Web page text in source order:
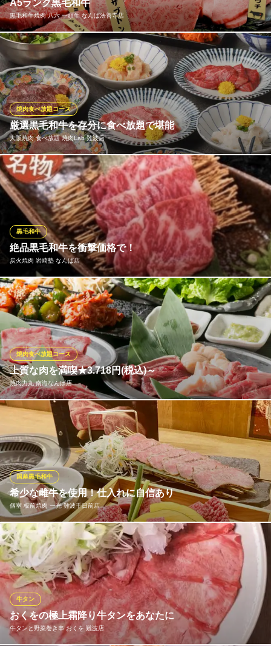
焼肉食べ放題
近鉄難波線大阪難波駅 徒歩4分
大阪府大阪市中央区千日前1-7-9 4F
A5ランク黒毛和牛
黒毛和牛焼肉 八六 一頭牛 なんば法善寺店
当店は最高峰の【A5ランク黒毛和牛】を中心に、高品質の和牛を
独自のルートによる一頭買いでリーズナブルにご提供しておりま
す。口の中でとろける極上の脂と、凝縮された肉の旨味を心ゆく
までご堪能ください。また、その他の鶏、豚、海鮮含む一品料理
も充実しており、お肉以外の美食も多彩に揃えております。
黒毛和牛焼肉 八六 一頭牛 なんば法善寺店
黒毛和牛 一頭牛 焼肉
大阪メトロ千日前線なんば駅 徒歩2分
大阪府大阪市中央区難波1-5-22
厳選黒毛和牛を存分に食べ放題で堪能
大阪焼肉 食べ放題 焼肉Lab 難波店
焼肉食べ放題コース
系列で卸問屋があるからこそできる黒毛和牛や国産牛の高品質の
食べ放題が実現できます♪さらに新鮮だからこそご提供できる刺し
メニューの数々★食べ放題でお気軽にお楽しみくださいませ♪
大阪焼肉 食べ放題 焼肉Lab 難波店
和牛焼肉食べ飲み放題
大阪メトロ千日前線なんば駅 徒歩1分
大阪府大阪市中央区難波3-7-22 中野ビル2F
絶品黒毛和牛を衝撃価格で！
炭火焼肉 岩崎塾 なんば店
黒毛和牛
『岩崎塾』だからこそ上質なお肉をこの価格で！国産の黒毛牛を
取り揃えております☆新鮮な黒毛牛の希少部位を衝撃価格でどう
ぞ！！！各種塩焼きできます。
炭火焼肉 岩崎塾 なんば店
焼肉
大阪メトロ千日前線なんば駅 徒歩3分
大阪府大阪市中央区難波3-1-26
上質な肉を満喫★3.718円(税込)～
焼肉力丸 南海なんば店
焼肉食べ放題コース
「焼肉力丸 南海なんば店」の焼肉食べ放題コースは4種類！自慢
の上ハラミや上ロース、ホルモンなど盛りだくさんの内容♪「スタ
ンダードコース」は、90分3.718円（税込）のリーズナブルさ！ア
ルコール飲み放題も90分1.540円（税込）
焼肉力丸 南海なんば店
破格の絶品焼肉食べ放題
南海本線難波駅 徒歩1分
大阪府大阪市中央区難波千日前12-28 大阪難波ビル4F
希少な雌牛を使用！仕入れに自信あり
個室 板前焼肉 一光 難波千日前店
国産黒毛和牛
宮崎牛、鹿児島牛、新潟牛、仙台牛、佐賀牛、神戸牛など、一光
では全国各地よりその日最良のお肉を目利きの力で厳選仕入れ。
味・肉質にとことん追求して選び抜いたA5ランク以上の国産黒毛
和牛を、できる限りのお値打ちにてお楽しみいただけます。一頭
買いにて仕入れるからこそ、希少部位も安定してご提供していま
す。
個室 板前焼肉 一光 難波千日前店
おくをの極上霜降り牛タンをあなたに
牛タンと野菜巻き串 おくを 難波店
牛タン